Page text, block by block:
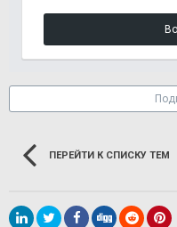
ПЕРЕЙТИ К СПИСКУ ТЕМ